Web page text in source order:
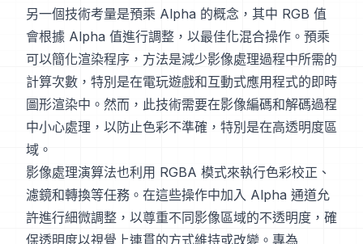
另一個技術考量是預乘 Alpha 的概念，其中 RGB 值
會根據 Alpha 值進行調整，以最佳化混合操作。預乘
可以簡化渲染程序，方法是減少影像處理過程中所需的
計算次數，特別是在電玩遊戲和互動式應用程式的即時
圖形渲染中。然而，此技術需要在影像編碼和解碼過程
中小心處理，以防止色彩不準確，特別是在高透明度區
域。
影像處理演算法也利用 RGBA 模式來執行色彩校正、
濾鏡和轉換等任務。在這些操作中加入 Alpha 通道允
許進行細微調整，以尊重不同影像區域的不透明度，確
保透明度以視覺上連貫的方式維持或改變。專為